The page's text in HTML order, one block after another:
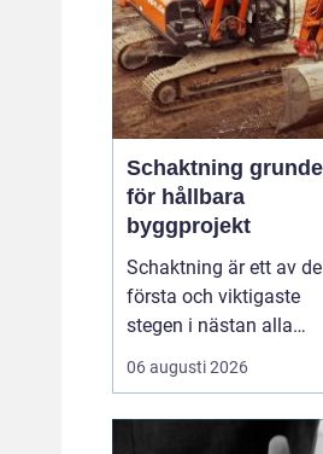
Schaktning grunden
för hållbara
byggprojekt
Schaktning är ett av de
första och viktigaste
stegen i nästan alla
bygg- och
anläggningsprojekt. När
industribyggnader eller
06 augusti 2026